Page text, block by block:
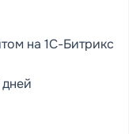
на 1С-Битрикс
дней